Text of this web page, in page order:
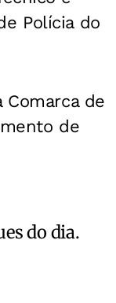
Polícia do
de
de
do dia.